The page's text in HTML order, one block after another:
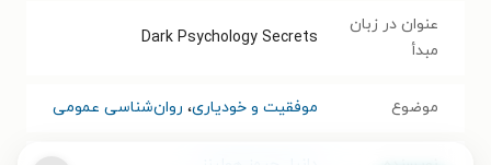
عنوان در زبان
مبدأ
Dark Psychology Secrets
موضوع موفقیت و خودیاری، روان‌شناسی عمومی